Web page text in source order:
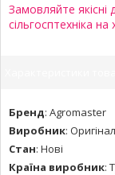
Замовляйте
сільгосптехніка
Бренд: Agromaster
Виробник: Оригінал
Стан: Нові
Країна виробник: